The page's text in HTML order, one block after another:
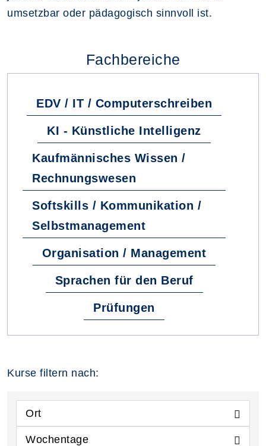
umsetzbar oder pädagogisch sinnvoll ist.
Fachbereiche
EDV / IT / Computerschreiben
KI - Künstliche Intelligenz
Kaufmännisches Wissen /
Rechnungswesen
Softskills / Kommunikation /
Selbstmanagement
Organisation / Management
Sprachen für den Beruf
Prüfungen
Kurse filtern nach:
Ort
Wochentage